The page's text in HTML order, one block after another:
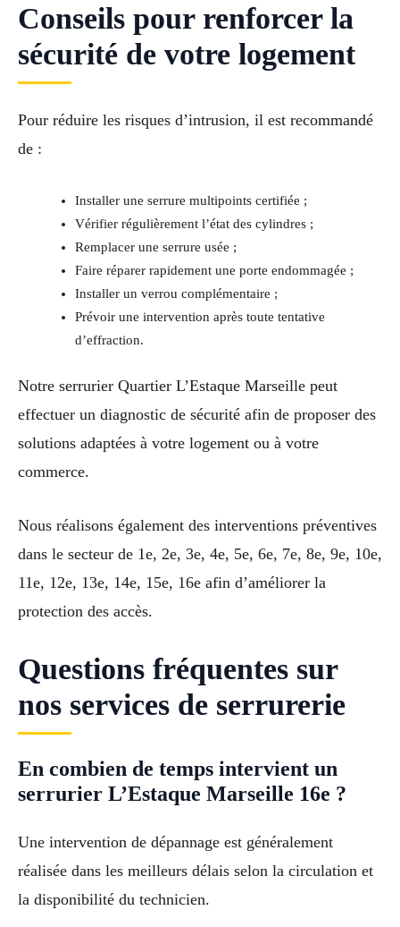
Conseils pour renforcer la
sécurité de votre logement
Pour réduire les risques d’intrusion, il est recommandé
de :
Installer une serrure multipoints certifiée ;
Vérifier régulièrement l’état des cylindres ;
Remplacer une serrure usée ;
Faire réparer rapidement une porte endommagée ;
Installer un verrou complémentaire ;
Prévoir une intervention après toute tentative
d’effraction.
Notre serrurier Quartier L’Estaque Marseille peut
effectuer un diagnostic de sécurité afin de proposer des
solutions adaptées à votre logement ou à votre
commerce.
Nous réalisons également des interventions préventives
dans le secteur de 1e, 2e, 3e, 4e, 5e, 6e, 7e, 8e, 9e, 10e,
11e, 12e, 13e, 14e, 15e, 16e afin d’améliorer la
protection des accès.
Questions fréquentes sur
nos services de serrurerie
En combien de temps intervient un
serrurier L’Estaque Marseille 16e ?
Une intervention de dépannage est généralement
réalisée dans les meilleurs délais selon la circulation et
la disponibilité du technicien.